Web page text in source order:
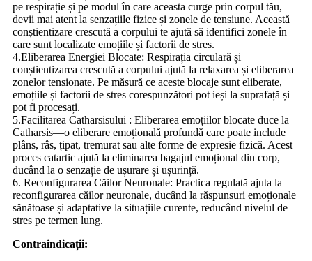
pe respirație și pe modul în care aceasta curge prin corpul tău,
devii mai atent la senzațiile fizice și zonele de tensiune. Această
conștientizare crescută a corpului te ajută să identifici zonele în
care sunt localizate emoțiile și factorii de stres.
4.Eliberarea Energiei Blocate: Respirația circulară și
conștientizarea crescută a corpului ajută la relaxarea și eliberarea
zonelor tensionate. Pe măsură ce aceste blocaje sunt eliberate,
emoțiile și factorii de stres corespunzători pot ieși la suprafață și
pot fi procesați.
5.Facilitarea Catharsisului : Eliberarea emoțiilor blocate duce la
Catharsis—o eliberare emoțională profundă care poate include
plâns, râs, țipat, tremurat sau alte forme de expresie fizică. Acest
proces catartic ajută la eliminarea bagajul emoțional din corp,
ducând la o senzație de ușurare și ușurință.
6. Reconfigurarea Căilor Neuronale: Practica regulată ajuta la
reconfigurarea căilor neuronale, ducând la răspunsuri emoționale
sănătoase și adaptative la situațiile curente, reducând nivelul de
stres pe termen lung.
Contraindicații: